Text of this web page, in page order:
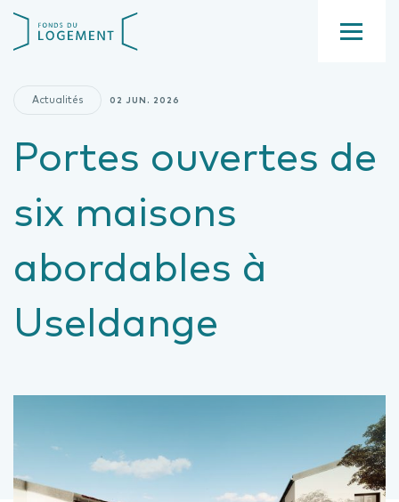
contenu
Actualités 02 JUN. 2026
Portes ouvertes de
six maisons
abordables à
Useldange